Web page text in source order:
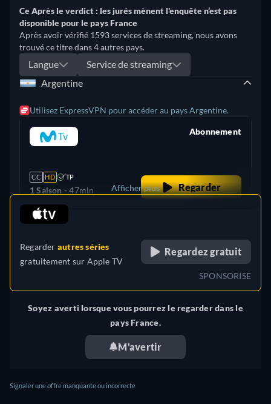
Ce Après le verdict : les jurés mènent l'enquête n’est pas
disponible pour le pays France
Après avoir vérifié 1593 services de streaming, nous avons
trouvé ce titre dans 4 autres pays.
Langue
Service de streaming
Argentine
Utilisez ExpressVPN pour accéder au pays Argentine.
CC HD TP
1 Saison -47min
Abonnement
Regarder
Australie
Afficher plus
Regarder autres séries
gratuitement sur Apple TV
Regardez gratuit
SPONSORISE
Soyez averti lorsque vous pourrez le regarder dans le
pays France.
M'avertir
Signaler une offre manquante ou incorrecte